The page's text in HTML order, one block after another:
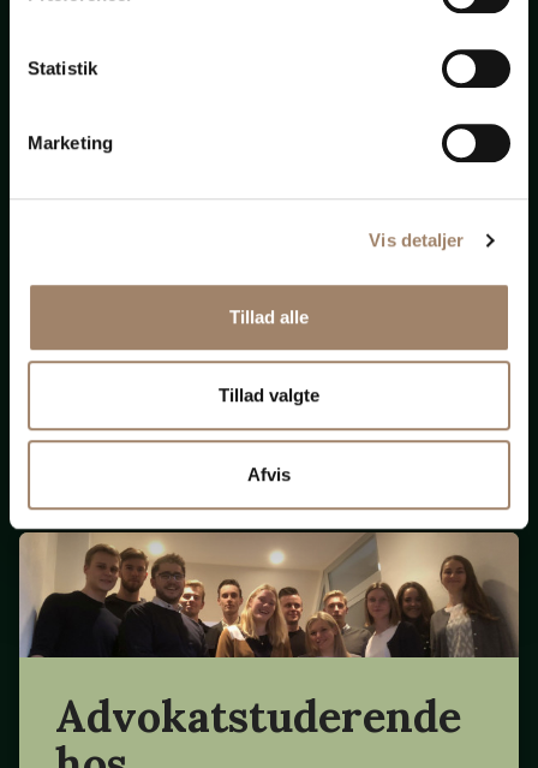
Statistik
Marketing
Vis detaljer
Tillad alle
Tillad valgte
Afvis
bistand
til
Nye krav om ligeløn
og
løngennemsigtighed
(Opdateret 131125)
Advokatstuderende